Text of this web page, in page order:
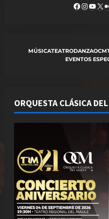
Facebook
X
MÚSICATEATRODANZAOCM
EVENTOS
ORQUESTA CLÁSICA